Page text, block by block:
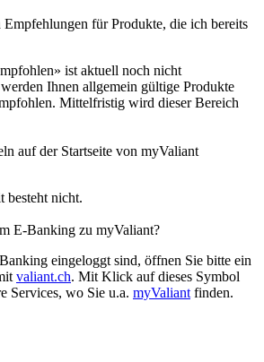
Empfehlungen für Produkte, die ich bereits
ist aktuell noch nicht
Ihnen allgemein gültige Produkte
Mittelfristig wird dieser Bereich
auf der Startseite von myValiant
besteht nicht.
E-Banking zu myValiant?
eingeloggt sind, öffnen Sie bitte ein
valiant.ch. Mit Klick auf dieses Symbol
Services, wo Sie u.a. myValiant finden.